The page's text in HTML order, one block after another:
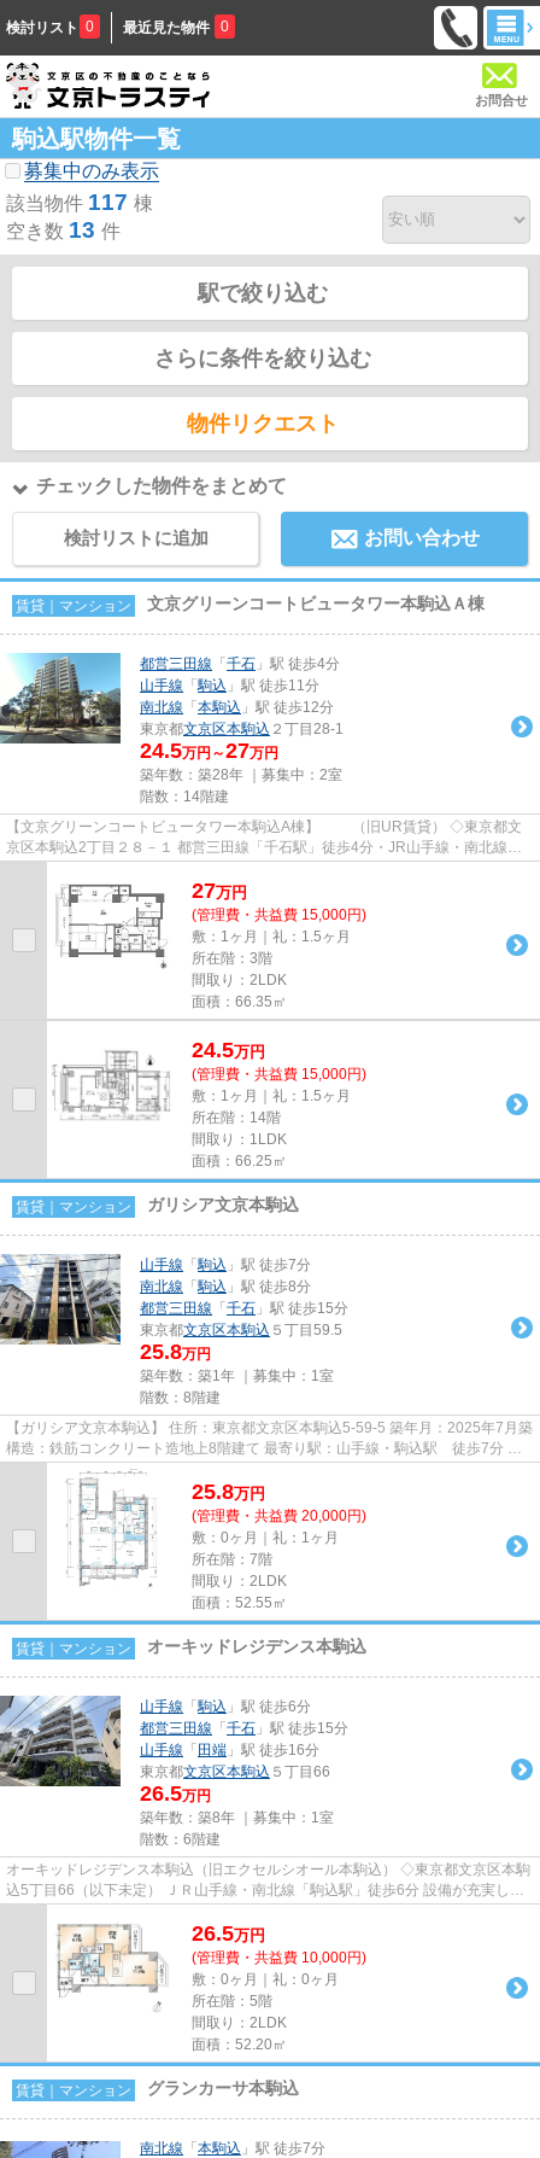
検討リスト 0 最近見た物件 0
お問合せ
駒込駅物件一覧
募集中のみ表示
該当物件 117 棟
空き数 13 件
駅で絞り込む
さらに条件を絞り込む
物件リクエスト
チェックした物件をまとめて
検討リストに追加 お問い合わせ
賃貸｜マンション 文京グリーンコートビュータワー本駒込Ａ棟
都営三田線 「 千石 」駅 徒歩4分
山手線 「駒込 」駅 徒歩11分
南北線 「 本駒込 」駅 徒歩12分
東京都文京区本駒込 ２丁目28-1
24.5万円～27万円
築年数：築28年 ｜募集中： 2室
階数：14階建
【文京グリーンコートビュータワー本駒込A棟】 （旧UR賃貸） ◇東京都文
京区本駒込2丁目２８－１ 都営三田線「千石駅」徒歩4分・JR山手線・南北線
27万円
(管理費・共益費 15,000円)
敷：1ヶ月｜礼：1.5ヶ月
所在階：3階
間取り：2LDK
面積：66.35㎡
24.5万円
(管理費・共益費 15,000円)
敷：1ヶ月｜礼：1.5ヶ月
所在階：14階
間取り：1LDK
面積：66.25㎡
賃貸｜マンション ガリシア文京本駒込
山手線 「駒込 」駅 徒歩7分
南北線 「駒込 」駅 徒歩8分
都営三田線 「 千石 」駅 徒歩15分
東京都文京区本駒込 ５丁目59.5
25.8万円
築年数：築1年 ｜募集中： 1室
階数：8階建
【ガリシア文京本駒込】 住所：東京都文京区本駒込5-59-5 築年月：2025年7月築
構造：鉄筋コンクリート造地上8階建て 最寄り駅：山手線・駒込駅 徒歩7分 学
区：昭和小学校・第九中学...
25.8万円
(管理費・共益費 20,000円)
敷：0ヶ月｜礼：1ヶ月
所在階：7階
間取り：2LDK
面積：52.55㎡
賃貸｜マンション オーキッドレジデンス本駒込
山手線 「駒込 」駅 徒歩6分
都営三田線 「 千石 」駅 徒歩15分
山手線 「 田端 」駅 徒歩16分
東京都文京区本駒込 ５丁目66
26.5万円
築年数：築8年 ｜募集中： 1室
階数：6階建
オーキッドレジデンス本駒込（旧エクセルシオール本駒込） ◇東京都文京区本駒
込5丁目66（以下未定） ＪＲ山手線・南北線「駒込駅」徒歩6分 設備が充実して
26.5万円
(管理費・共益費 10,000円)
敷：0ヶ月｜礼：0ヶ月
所在階：5階
間取り：2LDK
面積：52.20㎡
賃貸｜マンション グランカーサ本駒込
南北線 「 本駒込 」駅 徒歩7分